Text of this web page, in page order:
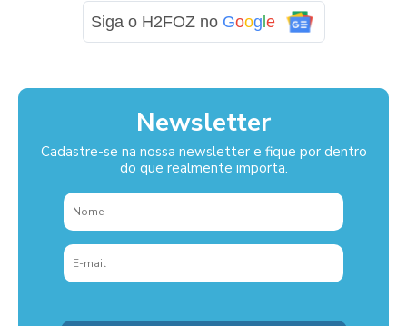
Siga o H2FOZ no Google
Newsletter
Cadastre-se na nossa newsletter e fique por dentro
do que realmente importa.